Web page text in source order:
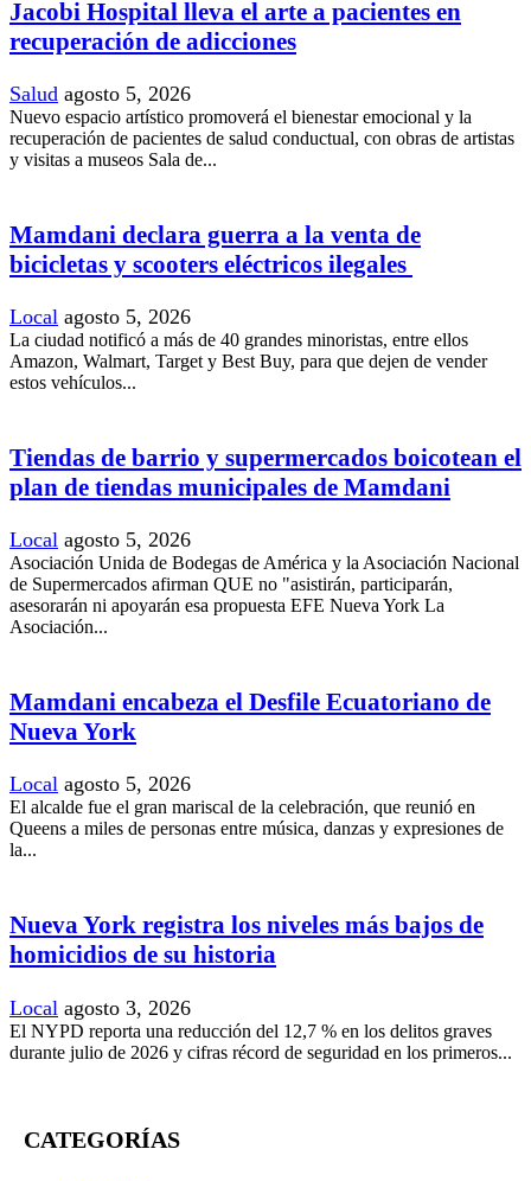
Jacobi Hospital lleva el arte a pacientes en
recuperación de adicciones
Salud agosto 5, 2026
Nuevo espacio artístico promoverá el bienestar emocional y la
recuperación de pacientes de salud conductual, con obras de artistas
y visitas a museos Sala de...
Mamdani declara guerra a la venta de
bicicletas y scooters eléctricos ilegales
Local agosto 5, 2026
La ciudad notificó a más de 40 grandes minoristas, entre ellos
Amazon, Walmart, Target y Best Buy, para que dejen de vender
estos vehículos...
Tiendas de barrio y supermercados boicotean el
plan de tiendas municipales de Mamdani
Local agosto 5, 2026
Asociación Unida de Bodegas de América y la Asociación Nacional
de Supermercados afirman QUE no "asistirán, participarán,
asesorarán ni apoyarán esa propuesta EFE Nueva York La
Asociación...
Mamdani encabeza el Desfile Ecuatoriano de
Nueva York
Local agosto 5, 2026
El alcalde fue el gran mariscal de la celebración, que reunió en
Queens a miles de personas entre música, danzas y expresiones de
la...
Nueva York registra los niveles más bajos de
homicidios de su historia
Local agosto 3, 2026
El NYPD reporta una reducción del 12,7 % en los delitos graves
durante julio de 2026 y cifras récord de seguridad en los primeros...
CATEGORÍAS